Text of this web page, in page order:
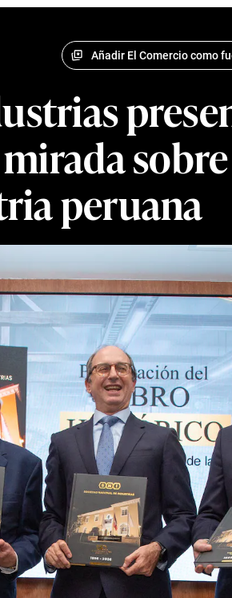
Añadir El Comercio como
peruana